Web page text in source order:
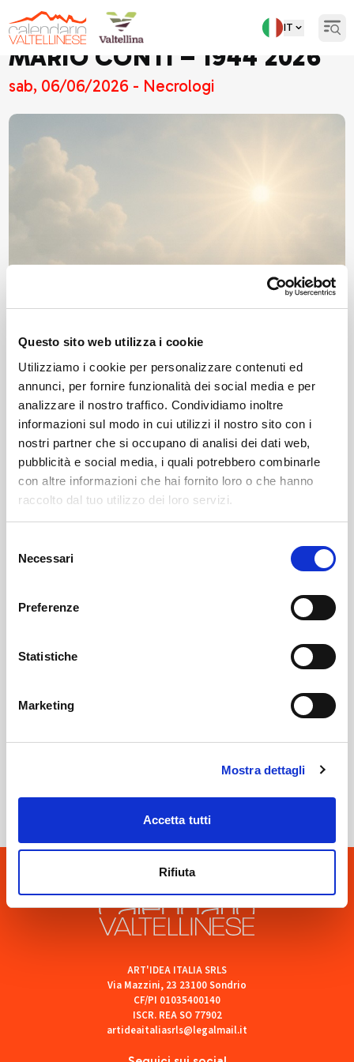
Questo sito web utilizza i cookie
Utilizziamo i cookie per personalizzare contenuti ed
annunci, per fornire funzionalità dei social media e per
analizzare il nostro traffico. Condividiamo inoltre
informazioni sul modo in cui utilizzi il nostro sito con i
nostri partner che si occupano di analisi dei dati web,
pubblicità e social media, i quali potrebbero combinarle
con altre informazioni che hai fornito loro o che hanno
raccolto dal tuo utilizzo dei loro servizi.
delNecessari
Preferenze
Statistiche
Marketing
Mostra dettagli
Accetta tutti
Rifiuta
IT
MARIO CONTI – 1944 2026
sab, 06/06/2026 - Necrologi
Leggi qui il necrologio:
conti-1944-2026-2/
Sondrio Necrologi
SOF Società Onoranze Funebri
ART'IDEA ITALIA SRLS
Via Mazzini, 23 23100 Sondrio
CF/PI 01035400140
ISCR. REA SO 77902
artideaitaliasrls@legalmail.it